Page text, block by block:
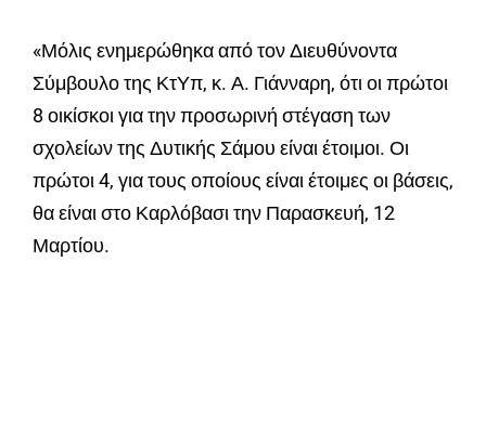
«Μόλις ενημερώθηκα από τον Διευθύνοντα
Σύμβουλο της ΚτΥπ, κ. Α. Γιάνναρη, ότι οι πρώτοι
8 οικίσκοι για την προσωρινή στέγαση των
σχολείων της Δυτικής Σάμου είναι έτοιμοι. Οι
πρώτοι 4, για τους οποίους είναι έτοιμες οι βάσεις,
θα είναι στο Καρλόβασι την Παρασκευή, 12
Μαρτίου.